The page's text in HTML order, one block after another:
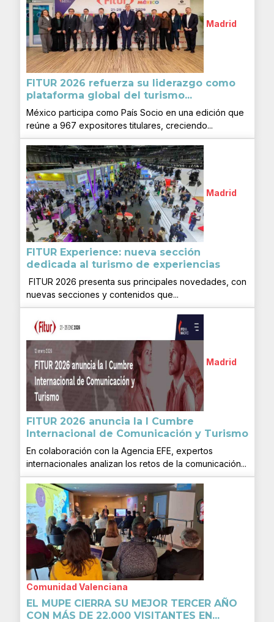
Madrid
FITUR 2026 refuerza su liderazgo como
plataforma global del turismo...
México participa como País Socio en una edición que
reúne a 967 expositores titulares, creciendo...
Madrid
FITUR Experience: nueva sección
dedicada al turismo de experiencias
FITUR 2026 presenta sus principales novedades, con
nuevas secciones y contenidos que...
Madrid
FITUR 2026 anuncia la I Cumbre
Internacional de Comunicación y Turismo
En colaboración con la Agencia EFE, expertos
internacionales analizan los retos de la comunicación...
Comunidad Valenciana
EL MUPE CIERRA SU MEJOR TERCER AÑO
CON MÁS DE 22.000 VISITANTES EN...